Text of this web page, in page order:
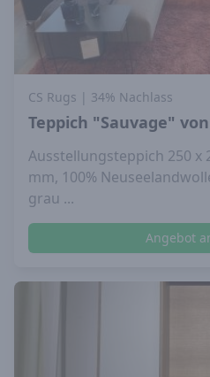
CS Rugs | 34% Nachlass
Teppich "Sauvage" von
Ausstellungsteppich 250 x
mm, 100%
grau ...
Angebot